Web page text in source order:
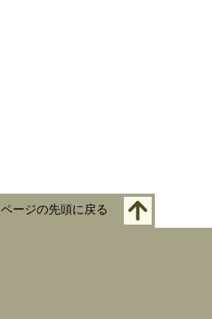
ページの先頭に戻る